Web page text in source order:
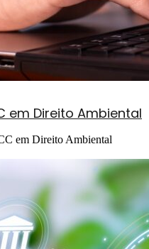
em Direito Ambiental
em Direito Ambiental